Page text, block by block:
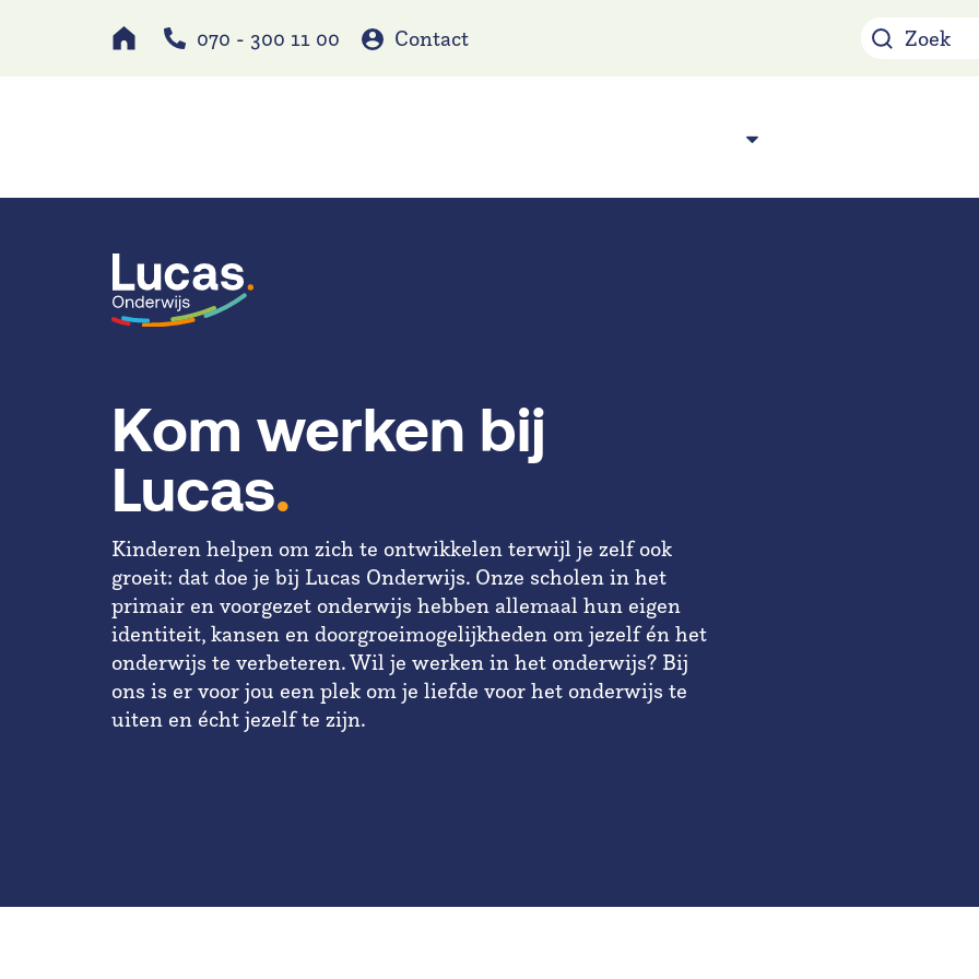
070 - 300 11 00 Contact
Kom werken bij
Lucas.
Kinderen helpen om zich te ontwikkelen terwijl je zelf ook
groeit: dat doe je bij Lucas Onderwijs. Onze scholen in het
primair en voorgezet onderwijs hebben allemaal hun eigen
identiteit, kansen en doorgroeimogelijkheden om jezelf én het
onderwijs te verbeteren. Wil je werken in het onderwijs? Bij
ons is er voor jou een plek om je liefde voor het onderwijs te
uiten en écht jezelf te zijn.